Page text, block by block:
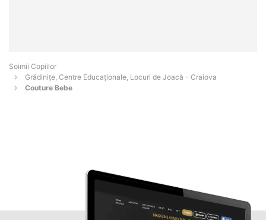
Șoimii Copiilor
Grădinițe, Centre Educaționale, Locuri de Joacă - Craiova
Couture Bebe